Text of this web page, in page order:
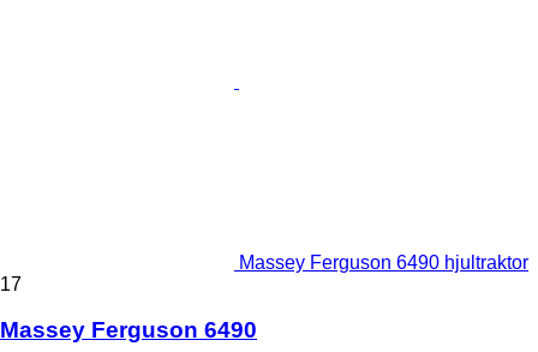
Massey Ferguson 6490 hjultraktor
17
Massey Ferguson 6490